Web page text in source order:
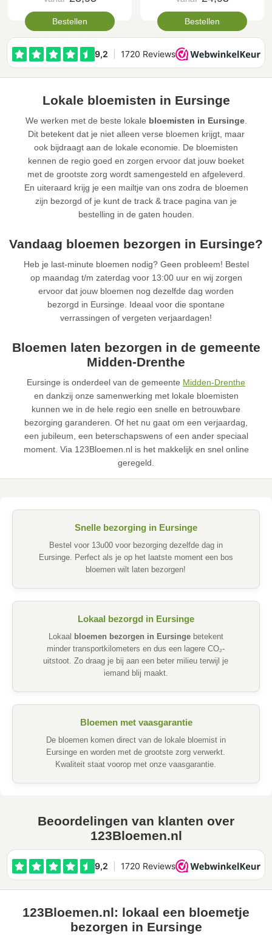
Bestellen Bestellen
Lokale bloemisten in Eursinge
We werken met de beste lokale bloemisten in Eursinge.
Dit betekent dat je niet alleen verse bloemen krijgt, maar
ook bijdraagt aan de lokale economie. De bloemisten
kennen de regio goed en zorgen ervoor dat jouw boeket
met de grootste zorg wordt samengesteld en afgeleverd.
En uiteraard krijg je een mailtje van ons zodra de bloemen
zijn bezorgd of je kunt de track & trace pagina van je
bestelling in de gaten houden.
Vandaag bloemen bezorgen in Eursinge?
Heb je last-minute bloemen nodig? Geen probleem! Bestel
op maandag t/m zaterdag voor 13:00 uur en wij zorgen
ervoor dat jouw bloemen nog dezelfde dag worden
bezorgd in Eursinge. Ideaal voor die spontane
verrassingen of vergeten verjaardagen!
Bloemen laten bezorgen in de gemeente
Midden-Drenthe
Eursinge is onderdeel van de gemeente Midden-Drenthe
en dankzij onze samenwerking met lokale bloemisten
kunnen we in de hele regio een snelle en betrouwbare
bezorging garanderen. Of het nu gaat om een verjaardag,
een jubileum, een beterschapswens of een ander speciaal
moment. Via 123Bloemen.nl is het makkelijk en snel online
geregeld.
Snelle bezorging in Eursinge
Bestel voor 13u00 voor bezorging dezelfde dag in
Eursinge. Perfect als je op het laatste moment een bos
bloemen wilt laten bezorgen!
Lokaal bezorgd in Eursinge
Lokaal bloemen bezorgen in Eursingebetekent
minder transportkilometers en dus een lagere CO₂-
uitstoot. Zo draag je bij aan een beter milieu terwijl je
iemand blij maakt.
Bloemen met vaasgarantie
De bloemen komen direct van de lokale bloemist in
Eursinge en worden met de grootste zorg verwerkt.
Kwaliteit staat voorop met onze vaasgarantie.
Beoordelingen van klanten over
123Bloemen.nl
123Bloemen.nl: lokaal een bloemetje
bezorgen in Eursinge